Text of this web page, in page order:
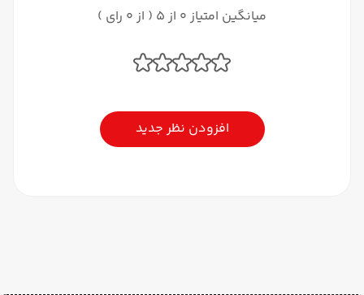
میانگین امتیاز 0 از 5 ( از 0 رای )
افزودن نظر جدید